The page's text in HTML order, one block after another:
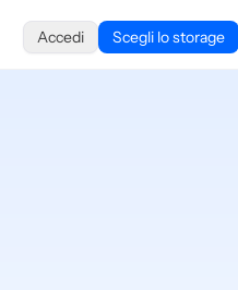
Accedi Scegli lo storage